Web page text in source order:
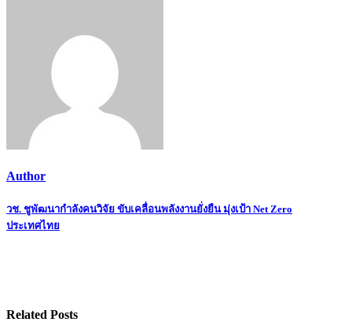
Author
Post
navigation
วช. ชูพัฒนากำลังคนวิจัย ขับเคลื่อนพลังงานยั่งยืน มุ่งเป้า Net Zero
ประเทศไทย
Related Posts